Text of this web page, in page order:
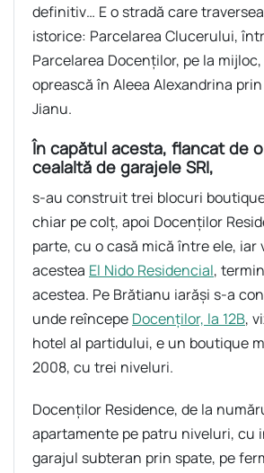
definitiv… E o stradă care
istorice: Parcelarea Clucerului,
Parcelarea Docenților, pe la
oprească în Aleea Alexandrina
Jianu.
În capătul acesta, flancat de
cealaltă de garajele SRI,
s-au construit trei blocuri
chiar pe colț, apoi Docenților
parte, cu o casă mică între ele, iar
acestea El Nido Residencial,
acestea. Pe Brătianu iarăși s-a
unde reîncepe Docenților, la 12B,
hotel al partidului, e un boutique
2008, cu trei niveluri.
Docenților Residence, de la
apartamente pe patru niveluri, cu
garajul subteran prin spate, pe